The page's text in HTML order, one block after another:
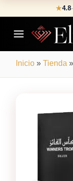
to
content
★4.8·
Inicio » Tienda »